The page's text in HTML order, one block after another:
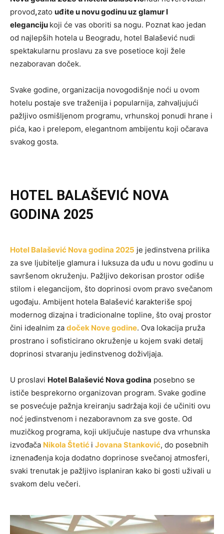
provod,zato uđite u novu godinu uz glamur I
eleganciju koji će vas oboriti sa nogu. Poznat kao jedan
od najlepših hotela u Beogradu, hotel Balašević nudi
spektakularnu proslavu za sve posetioce koji žele
nezaboravan doček.
Svake godine, organizacija novogodišnje noći u ovom
hotelu postaje sve traženija i popularnija, zahvaljujući
pažljivo osmišljenom programu, vrhunskoj ponudi hrane i
pića, kao i prelepom, elegantnom ambijentu koji očarava
svakog gosta.
HOTEL BALAŠEVIĆ NOVA
GODINA 2025
Hotel Balašević Nova godina 2025 je jedinstvena prilika
za sve ljubitelje glamura i luksuza da uđu u novu godinu u
savršenom okruženju. Pažljivo dekorisan prostor odiše
stilom i elegancijom, što doprinosi ovom pravo svečanom
ugođaju. Ambijent hotela Balašević karakteriše spoj
modernog dizajna i tradicionalne topline, što ovaj prostor
čini idealnim za doček Nove godine. Ova lokacija pruža
prostrano i sofisticirano okruženje u kojem svaki detalj
doprinosi stvaranju jedinstvenog doživljaja.
U proslavi Hotel Balašević Nova godina posebno se
ističe besprekorno organizovan program. Svake godine
se posvećuje pažnja kreiranju sadržaja koji će učiniti ovu
noć jedinstvenom i nezaboravnom za sve goste. Od
muzičkog programa, koji uključuje nastupe dva vrhunska
izvođača Nikola Štetić i Jovana Stanković, do posebnih
iznenađenja koja dodatno doprinose svečanoj atmosferi,
svaki trenutak je pažljivo isplaniran kako bi gosti uživali u
svakom delu večeri.